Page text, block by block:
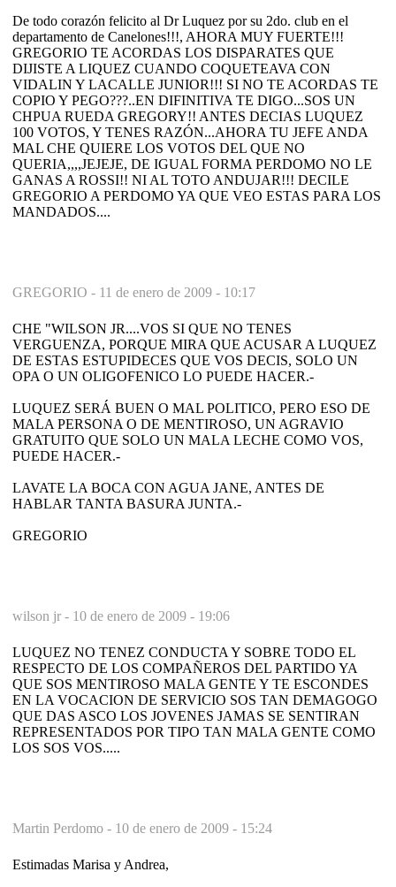
De todo corazón felicito al Dr Luquez por su 2do. club en el
departamento de Canelones!!!, AHORA MUY FUERTE!!!
GREGORIO TE ACORDAS LOS DISPARATES QUE
DIJISTE A LIQUEZ CUANDO COQUETEAVA CON
VIDALIN Y LACALLE JUNIOR!!! SI NO TE ACORDAS TE
COPIO Y PEGO???..EN DIFINITIVA TE DIGO...SOS UN
CHPUA RUEDA GREGORY!! ANTES DECIAS LUQUEZ
100 VOTOS, Y TENES RAZÓN...AHORA TU JEFE ANDA
MAL CHE QUIERE LOS VOTOS DEL QUE NO
QUERIA,,,,JEJEJE, DE IGUAL FORMA PERDOMO NO LE
GANAS A ROSSI!! NI AL TOTO ANDUJAR!!! DECILE
GREGORIO A PERDOMO YA QUE VEO ESTAS PARA LOS
MANDADOS....
GREGORIO - 11 de enero de 2009 - 10:17
CHE "WILSON JR....VOS SI QUE NO TENES
VERGUENZA, PORQUE MIRA QUE ACUSAR A LUQUEZ
DE ESTAS ESTUPIDECES QUE VOS DECIS, SOLO UN
OPA O UN OLIGOFENICO LO PUEDE HACER.-
LUQUEZ SERÁ BUEN O MAL POLITICO, PERO ESO DE
MALA PERSONA O DE MENTIROSO, UN AGRAVIO
GRATUITO QUE SOLO UN MALA LECHE COMO VOS,
PUEDE HACER.-
LAVATE LA BOCA CON AGUA JANE, ANTES DE
HABLAR TANTA BASURA JUNTA.-
GREGORIO
wilson jr - 10 de enero de 2009 - 19:06
LUQUEZ NO TENEZ CONDUCTA Y SOBRE TODO EL
RESPECTO DE LOS COMPAÑEROS DEL PARTIDO YA
QUE SOS MENTIROSO MALA GENTE Y TE ESCONDES
EN LA VOCACION DE SERVICIO SOS TAN DEMAGOGO
QUE DAS ASCO LOS JOVENES JAMAS SE SENTIRAN
REPRESENTADOS POR TIPO TAN MALA GENTE COMO
LOS SOS VOS.....
Martin Perdomo - 10 de enero de 2009 - 15:24
Estimadas Marisa y Andrea,